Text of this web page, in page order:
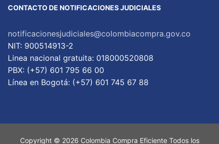
CONTACTO DE NOTIFICACIONES JUDICIALES
notificacionesjudiciales@colombiacompra.gov.co
NIT: 900514913-2
Linea nacional gratuita: 018000520808
PBX: (+57) 601 795 66 00
Lí­nea en Bogotá: (+57) 601 745 67 88
Copyright © 2026 Colombia Compra Eficiente Todos los